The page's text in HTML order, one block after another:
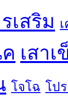
เสริม
เสาเ
โจโฉ โป